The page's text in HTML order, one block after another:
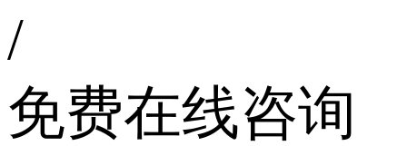
/
免费在线咨询